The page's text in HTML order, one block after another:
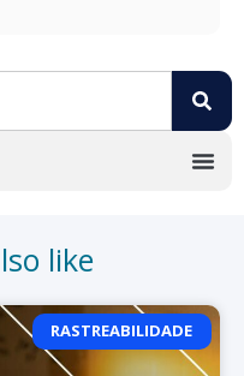
like
RASTREABILIDADE